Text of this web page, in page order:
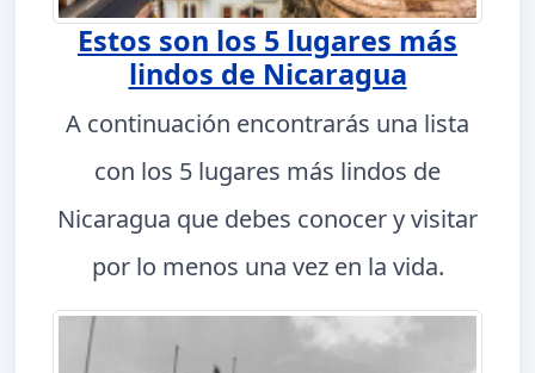
Estos son los 5 lugares más
lindos de Nicaragua
A continuación encontrarás una lista
con los 5 lugares más lindos de
Nicaragua que debes conocer y visitar
por lo menos una vez en la vida.